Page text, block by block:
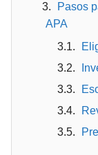
Pasos
APA